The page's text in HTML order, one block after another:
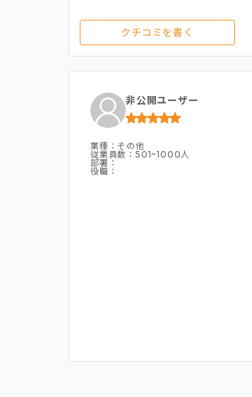
クチコミを書く
非公開ユーザー
業種：その他
従業員数：501~1000人
部署：
役職：